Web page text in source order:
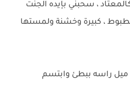
، سحبني بإيده الجنت
، كبيرة وخشنة ولمستها
ميل راسه ببطئ وابتسم